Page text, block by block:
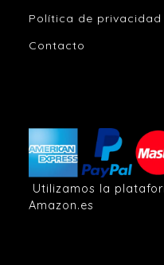
Política de privacidad
Contacto
Utilizamos la
Amazon.es